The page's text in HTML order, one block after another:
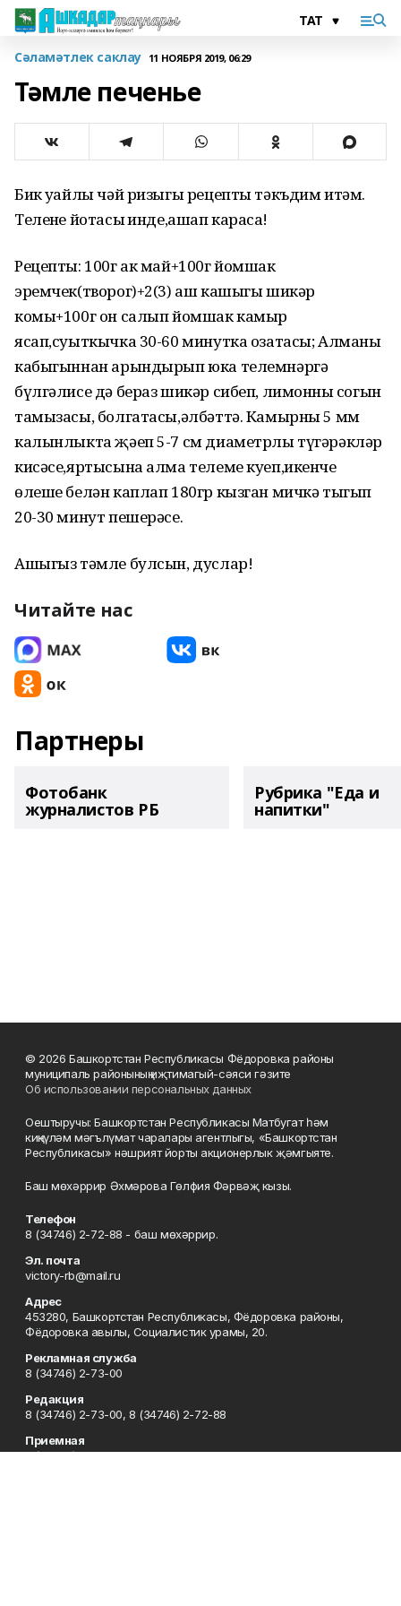
Сәламәтлек саклау 11 НОЯБРЯ 2019, 06:29
Тәмле печенье
Бик уңайлы чәй ризыгы рецепты тәкъдим итәм.
Телеңне йотасың инде,ашап карасаң!
Рецепты: 100г ак май+100г йомшак
эремчек(творог)+2(3) аш кашыгы шикәр
комы+100г он салып йомшак камыр
ясап,суыткычка 30-60 минутка озатасы; Алманы
кабыгыннан арындырып юка телемнәргә
бүлгәлисе дә бераз шикәр сибеп, лимонның согын
тамызасы, болгатасы,әлбәттә. Камырны 5 мм
калынлыкта җәеп 5-7 см диаметрлы түгәрәкләр
кисәсе,яртысына алма телеме куеп,икенче
өлеше белән каплап 180гр кызган мичкә тыгып
20-30 минут пешерәсе.
Ашыгыз тәмле булсын, дуслар!
Читайте нас
Партнеры
Фотобанк
журналистов РБ
Рубрика "Еда и
напитки"
© 2026 Башкортстан Республикасы Фёдоровка районы
муниципаль районының иҗтимагый-сәяси гәзите
Об использовании персональных данных
Оештыручы: Башкортстан Республикасы Матбугат һәм
киңкүләм мәгълүмат чаралары агентлыгы, «Башкортстан
Республикасы» нәшрият йорты акционерлык җәмгыяте.
Баш мөхәррир Әхмәрова Гөлфия Фәрвәҗ кызы.
Телефон
8 (34746) 2-72-88 - баш мөхәррир.
Эл. почта
victory-rb@mail.ru
Адрес
453280, Башкортстан Республикасы, Фёдоровка районы,
Фёдоровка авылы, Социалистик урамы, 20.
Рекламная служба
8 (34746) 2-73-00
Редакция
8 (34746) 2-73-00, 8 (34746) 2-72-88
Приемная
8 (34746) 2-73-00